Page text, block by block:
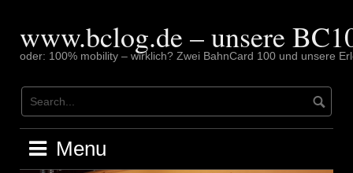
contentwww.bclog.de – unsere
oder: 100% mobility – wirklich? Zwei BahnCard 100 und unsere
Menu